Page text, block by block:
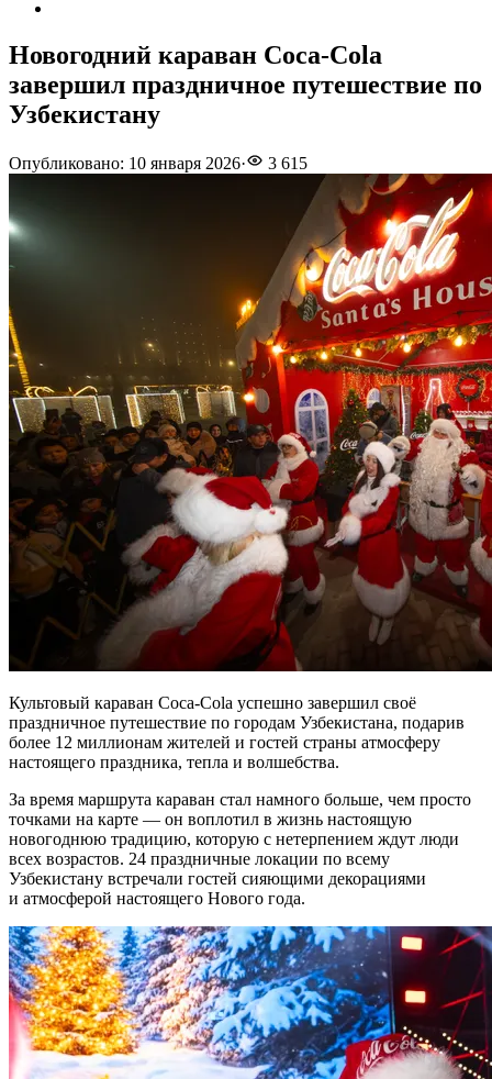
Новогодний караван Coca-Cola
завершил праздничное путешествие по
Узбекистану
Опубликовано: 10 января 2026· 3 615
Культовый караван Coca-Cola успешно завершил своё
праздничное путешествие по городам Узбекистана, подарив
более 12 миллионам жителей и гостей страны атмосферу
настоящего праздника, тепла и волшебства.
За время маршрута караван стал намного больше, чем просто
точками на карте — он воплотил в жизнь настоящую
новогоднюю традицию, которую с нетерпением ждут люди
всех возрастов. 24 праздничные локации по всему
Узбекистану встречали гостей сияющими декорациями
и атмосферой настоящего Нового года.